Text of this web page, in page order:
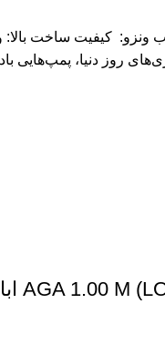
ونزو: کیفیت ساخت بالا:
روز دنیا، پمپ‌هایی